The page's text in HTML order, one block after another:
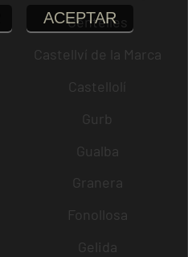
Centelles
Castellví de la Marca
Castellolí
Gurb
Gualba
Granera
Fonollosa
Gelida
ACEPTAR